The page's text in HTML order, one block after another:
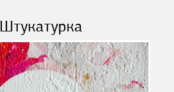
Штукатурка